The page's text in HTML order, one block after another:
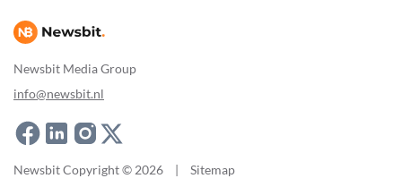
Newsbit Media Group
info@newsbit.nl
Newsbit Copyright © 2026 | Sitemap